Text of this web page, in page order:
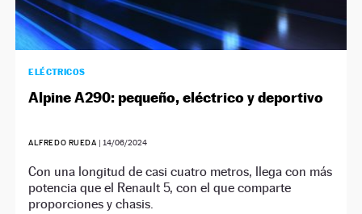
ELÉCTRICOS
Alpine A290: pequeño, eléctrico y deportivo
ALFREDO RUEDA | 14/06/2024
Con una longitud de casi cuatro metros, llega con más
potencia que el Renault 5, con el que comparte
proporciones y chasis.